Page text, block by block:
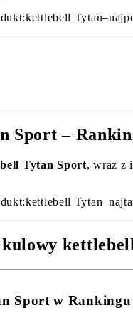
–
Tytan Sport, wraz z
Sport w